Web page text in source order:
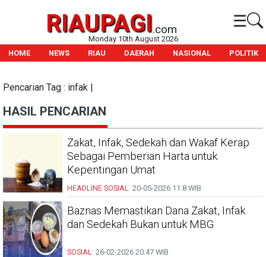
RIAUPAGI.com ☰
Monday 10th August 2026
HOME
NEWS RIAU DAERAH NASIONAL POLITIK
Pencarian Tag : infak |
HASIL PENCARIAN
Zakat, Infak, Sedekah dan Wakaf Kerap
Sebagai Pemberian Harta untuk
Kepentingan Umat
HEADLINE SOSIAL 20-05-2026 11:8 WIB
Baznas Memastikan Dana Zakat, Infak
dan Sedekah Bukan untuk MBG
SOSIAL 26-02-2026 20:47 WIB